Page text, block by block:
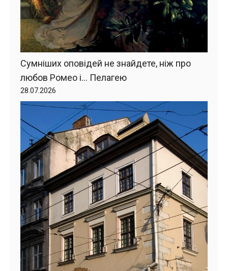
Сумніших оповідей не знайдете, ніж про
любов Ромео і… Пелагею
28.07.2026